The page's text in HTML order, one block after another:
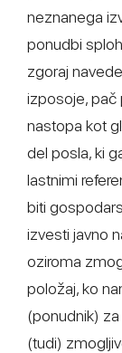
neznanega
ponudbi
zgoraj
izposoje, pač
nastopa kot
del posla, ki
lastnimi
biti
izvesti javno
oziroma
položaj, ko
(ponudnik)
(tudi)